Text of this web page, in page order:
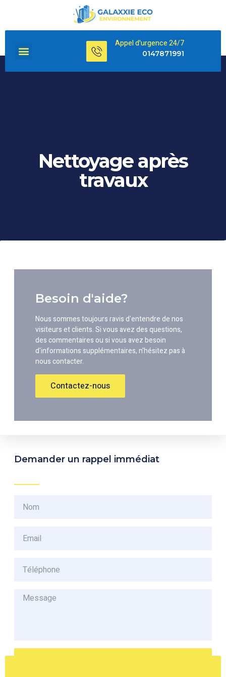
Appel d'urgence 24/7
0147871991
Nettoyage après
travaux
Besoin d'aide?
Nous sommes toujours ravis d'entendre de nos
visiteurs et clients. Si vous avez des questions,
des commentaires ou si vous avez besoin
d'informations supplémentaires, n'hésitez pas à
nous contacter.
Contactez-nous
Demander un rappel immédiat